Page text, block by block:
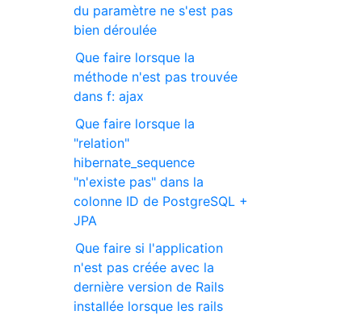
du paramètre ne s'est pas
bien déroulée
Que faire lorsque la
méthode n'est pas trouvée
dans f: ajax
Que faire lorsque la
"relation"
hibernate_sequence
"n'existe pas" dans la
colonne ID de PostgreSQL +
JPA
Que faire si l'application
n'est pas créée avec la
dernière version de Rails
installée lorsque les rails